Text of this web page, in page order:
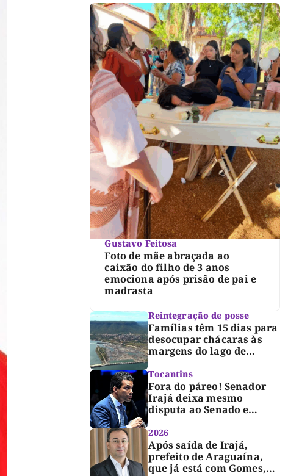
Gustavo Feitosa
Foto de mãe abraçada ao
caixão do filho de 3 anos
emociona após prisão de pai e
madrasta
Reintegração de posse
Famílias têm 15 dias para
desocupar chácaras às
margens do lago de
Justiça
Tocantins
Fora do páreo! Senador
Irajá deixa mesmo
disputa ao Senado e
processo de cabeça
erguida, com gratidão e
respeito”
2026
Após saída de Irajá,
prefeito de Araguaína,
que já está com Gomes,